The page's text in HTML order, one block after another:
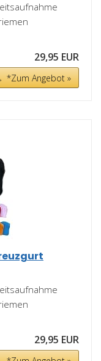
29,95 EUR
*Zum Angebot »
29,95 EUR